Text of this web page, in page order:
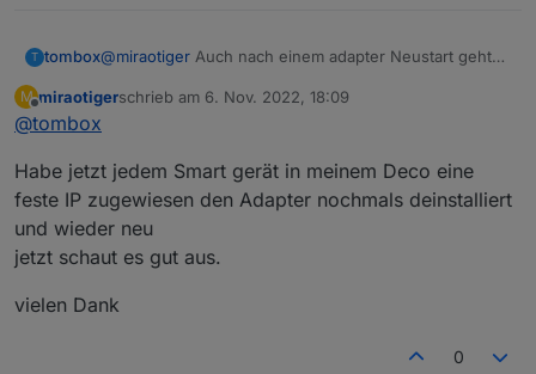
T tombox@miraotiger Auch nach einem adapter Neustart geht
M
Offline
miraotigerschrieb am 6. Nov. 2022, 18:09
zuletzt editiert von
@tombox
Habe jetzt jedem Smart gerät in meinem Deco eine
feste IP zugewiesen den Adapter nochmals deinstalliert
und wieder neu
jetzt schaut es gut aus.
vielen Dank
0